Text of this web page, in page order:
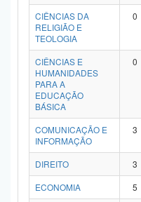
CIÊNCIAS DA
RELIGIÃO E
TEOLOGIA
0
CIÊNCIAS E
HUMANIDADES
PARA A
EDUCAÇÃO
BÁSICA
0
COMUNICAÇÃO E
INFORMAÇÃO
3
DIREITO 3
ECONOMIA
5